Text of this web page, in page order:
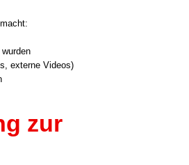
exter­ne Vide­os)
zur